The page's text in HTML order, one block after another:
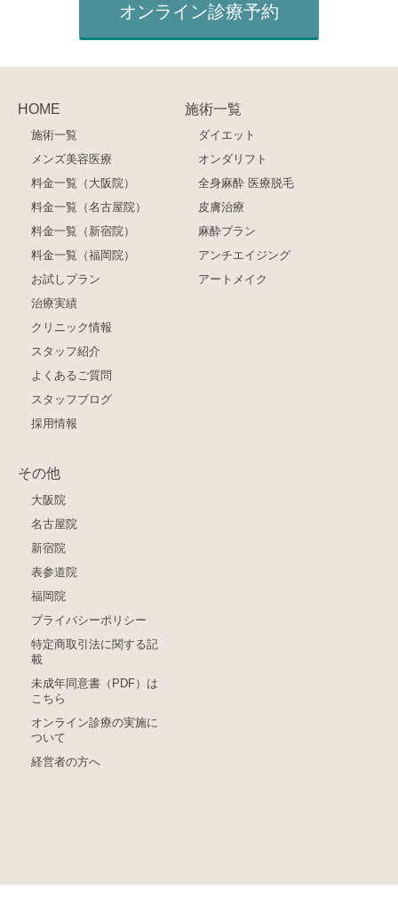
オンライン診療予約
HOME
施術一覧
メンズ美容医療
料金一覧（大阪院）
料金一覧（名古屋院）
料金一覧（新宿院）
料金一覧（福岡院）
お試しプラン
治療実績
クリニック情報
スタッフ紹介
よくあるご質問
スタッフブログ
採用情報
施術一覧
ダイエット
オンダリフト
全身麻酔 医療脱毛
皮膚治療
麻酔プラン
アンチエイジング
アートメイク
その他
大阪院
名古屋院
新宿院
表参道院
福岡院
プライバシーポリシー
特定商取引法に関する記
載
未成年同意書（PDF）は
こちら
オンライン診療の実施に
ついて
経営者の方へ